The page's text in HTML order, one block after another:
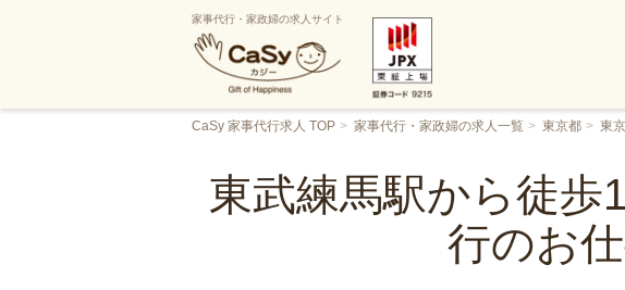
家事代行・家政婦の求人サイト
CaSy 家事代行求人 TOP 家事代行・家政婦の求人一覧 東京都 東
東武練馬駅から徒歩
行のお